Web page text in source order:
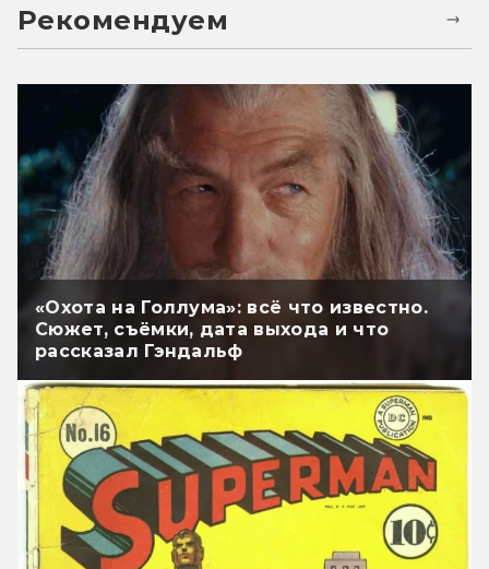
Рекомендуем
«Охота на Голлума»: всё что известно.
Сюжет, съёмки, дата выхода и что
рассказал Гэндальф